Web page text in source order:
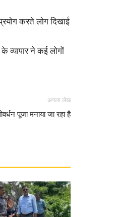
करते लोग दिखाई
व्यापार ने कई लोगों
अगला लेख
पूजा मनाया जा रहा है